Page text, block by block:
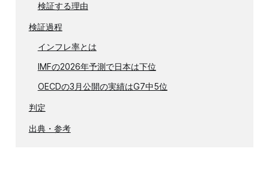
検証する理由
検証過程
インフレ率とは
IMFの2026年予測で日本は下位
OECDの3月公開の実績はG7中5位
判定
出典・参考